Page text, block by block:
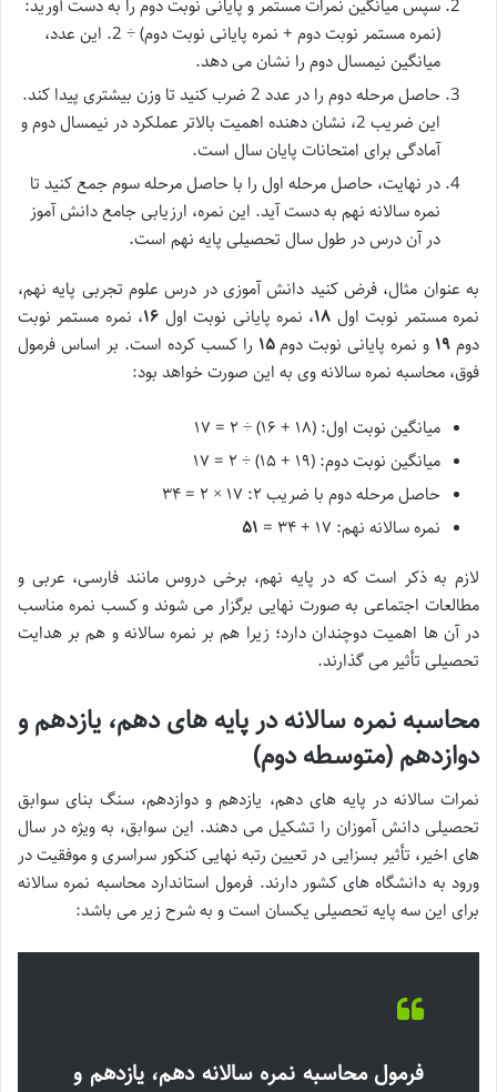
سپس میانگین نمرات مستمر و پایانی نوبت دوم را به دست آورید:
(نمره مستمر نوبت دوم + نمره پایانی نوبت دوم) ÷ 2. این عدد،
میانگین نیمسال دوم را نشان می دهد.
حاصل مرحله دوم را در عدد 2 ضرب کنید تا وزن بیشتری پیدا کند.
این ضریب 2، نشان دهنده اهمیت بالاتر عملکرد در نیمسال دوم و
آمادگی برای امتحانات پایان سال است.
در نهایت، حاصل مرحله اول را با حاصل مرحله سوم جمع کنید تا
نمره سالانه نهم به دست آید. این نمره، ارزیابی جامع دانش آموز
در آن درس در طول سال تحصیلی پایه نهم است.
به عنوان مثال، فرض کنید دانش آموزی در درس علوم تجربی پایه نهم،
نمره مستمر نوبت اول ۱۸، نمره پایانی نوبت اول ۱۶، نمره مستمر نوبت
دوم ۱۹ و نمره پایانی نوبت دوم۱۵ را کسب کرده است. بر اساس فرمول
فوق، محاسبه نمره سالانه وی به این صورت خواهد بود:
میانگین نوبت اول: (۱۸ + ۱۶) ÷ ۲ = ۱۷
میانگین نوبت دوم: (۱۹ + ۱۵) ÷ ۲ = ۱۷
حاصل مرحله دوم با ضریب ۲: ۱۷ × ۲ = ۳۴
نمره سالانه نهم: ۱۷ + ۳۴ =
۵۱
لازم به ذکر است که در پایه نهم، برخی دروس مانند فارسی، عربی و
مطالعات اجتماعی به صورت نهایی برگزار می شوند و کسب نمره مناسب
در آن ها اهمیت دوچندان دارد؛ زیرا هم بر نمره سالانه و هم بر هدایت
تحصیلی تأثیر می گذارند.
محاسبه نمره سالانه در پایه های دهم، یازدهم و
دوازدهم (متوسطه دوم)
نمرات سالانه در پایه های دهم، یازدهم و دوازدهم، سنگ بنای سوابق
تحصیلی دانش آموزان را تشکیل می دهند. این سوابق، به ویژه در سال
های اخیر، تأثیر بسزایی در تعیین رتبه نهایی کنکور سراسری و موفقیت در
ورود به دانشگاه های کشور دارند. فرمول استاندارد محاسبه نمره سالانه
برای این سه پایه تحصیلی یکسان است و به شرح زیر می باشد:
فرمول محاسبه نمره سالانه دهم، یازدهم و